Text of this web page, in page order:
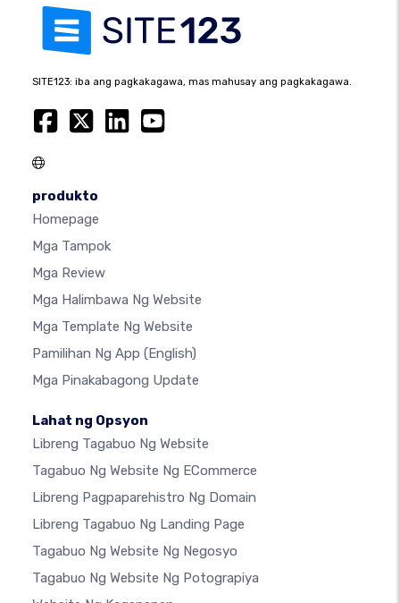
SITE123: iba ang pagkakagawa, mas mahusay ang pagkakagawa.
produkto
Homepage
Mga Tampok
Mga Review
Mga Halimbawa Ng Website
Mga Template Ng Website
Pamilihan Ng App (English)
Mga Pinakabagong Update
Lahat ng Opsyon
Libreng Tagabuo Ng Website
Tagabuo Ng Website Ng ECommerce
Libreng Pagpaparehistro Ng Domain
Libreng Tagabuo Ng Landing Page
Tagabuo Ng Website Ng Negosyo
Tagabuo Ng Website Ng Potograpiya